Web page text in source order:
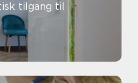
tilgang til